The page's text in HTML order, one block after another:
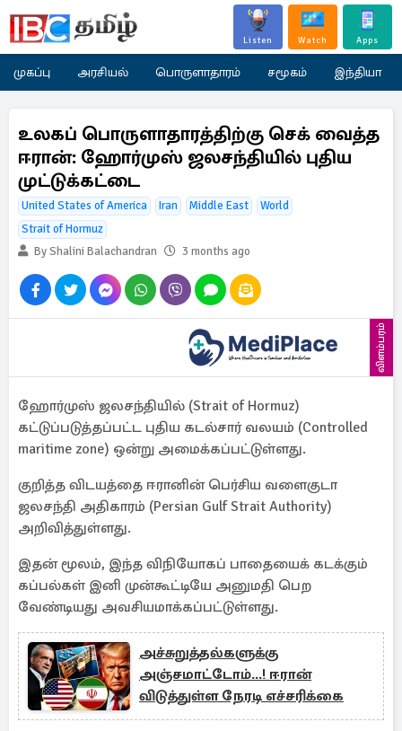
Listen Watch Apps
முகப்பு அரசியல் பொருளாதாரம் சமூகம் இந்தியா
உலகப் பொருளாதாரத்திற்கு செக் வைத்த
ஈரான்: ஹோர்முஸ் ஜலசந்தியில் புதிய
முட்டுக்கட்டை
United States of America Iran Middle East
World
Strait of Hormuz
By Shalini Balachandran
3 months ago
விளம்பரம்
ஹோர்முஸ் ஜலசந்தியில் (Strait of Hormuz)
கட்டுப்படுத்தப்பட்ட புதிய கடல்சார் வலயம் (Controlled
maritime zone) ஒன்று அமைக்கப்பட்டுள்ளது.
குறித்த விடயத்தை ஈரானின் பெர்சிய வளைகுடா
ஜலசந்தி அதிகாரம் (Persian Gulf Strait Authority)
அறிவித்துள்ளது.
இதன் மூலம், இந்த விநியோகப் பாதையைக் கடக்கும்
கப்பல்கள் இனி முன்கூட்டியே அனுமதி பெற
வேண்டியது அவசியமாக்கப்பட்டுள்ளது.
அச்சுறுத்தல்களுக்கு
அஞ்சமாட்டோம்...! ஈரான்
விடுத்துள்ள நேரடி எச்சரிக்கை